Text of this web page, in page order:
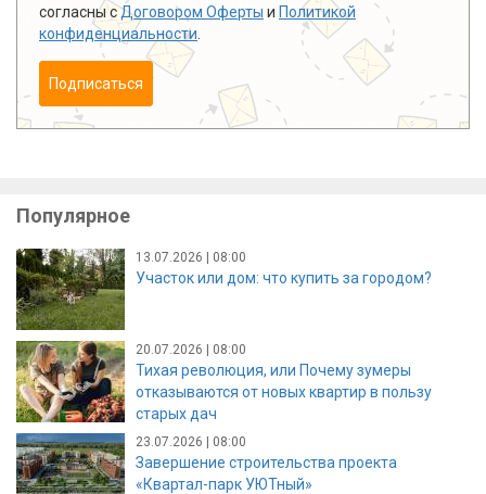
согласны сДоговором Оферты и Политикой
конфиденциальности
Подписаться
Популярное
13.07.2026 | 08:00
Участок или дом: что купить за городом?
20.07.2026 | 08:00
Тихая революция, или Почему зумеры
отказываются от новых квартир в пользу
старых дач
23.07.2026 | 08:00
Завершение строительства проекта
«Квартал-парк УЮТный»